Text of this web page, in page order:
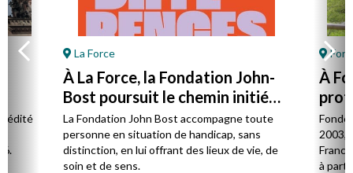
édité
La Force
À La Force, la Fondation John-
Bost poursuit le chemin initié
par son fondateur
La Fondation John Bost accompagne toute
personne en situation de handicap, sans
distinction, en lui offrant des lieux de vie, de
soin et de sens.
À
à la
Fondé
2003,
à